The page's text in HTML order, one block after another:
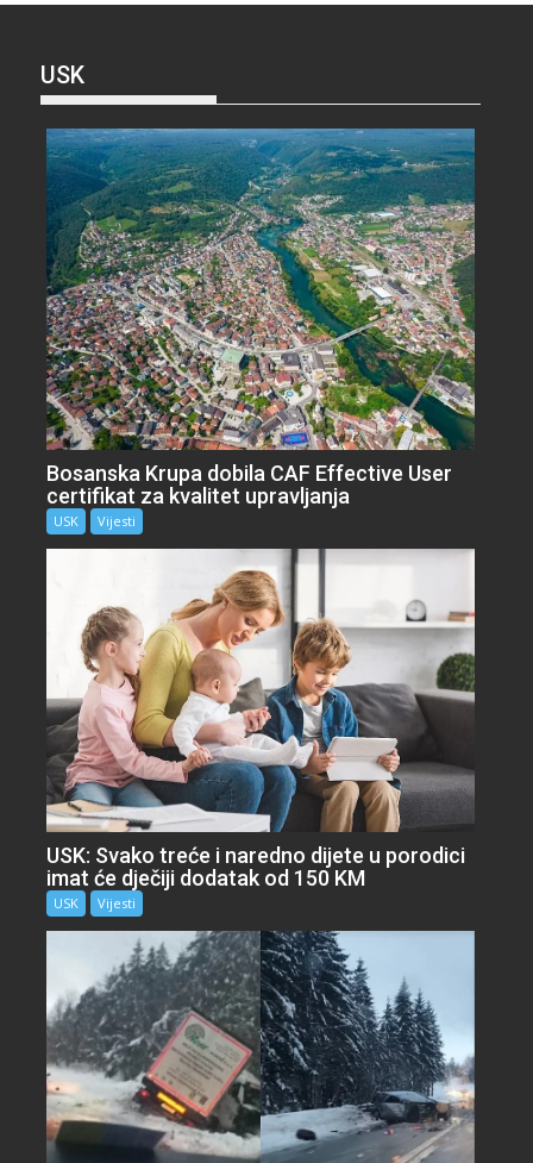
USK
Bosanska Krupa dobila CAF Effective User
certifikat za kvalitet upravljanja
USK Vijesti
USK: Svako treće i naredno dijete u porodici
imat će dječiji dodatak od 150 KM
USK Vijesti